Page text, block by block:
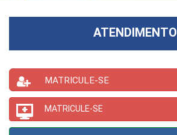
ATENDIMENTO
MATRICULE-SE
MATRICULE-SE